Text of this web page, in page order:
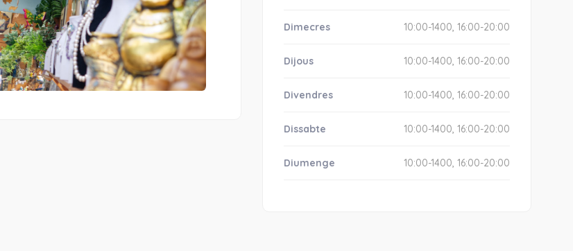
Dimecres 10:00-1400, 16:00-20:00
Dijous 10:00-1400, 16:00-20:00
Divendres 10:00-1400, 16:00-20:00
Dissabte 10:00-1400, 16:00-20:00
Diumenge 10:00-1400, 16:00-20:00